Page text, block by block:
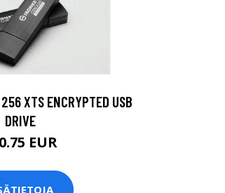
XTS ENCRYPTED USB
DRIVE
EUR